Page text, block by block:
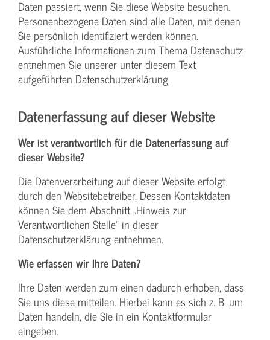
Daten passiert, wenn Sie diese Website besuchen.
Personenbezogene Daten sind alle Daten, mit denen
Sie persönlich identifiziert werden können.
Ausführliche Informationen zum Thema Datenschutz
entnehmen Sie unserer unter diesem Text
aufgeführten Datenschutzerklärung.
Datenerfassung auf dieser Website
Wer ist verantwortlich für die Datenerfassung auf
dieser Website?
Die Datenverarbeitung auf dieser Website erfolgt
durch den Websitebetreiber. Dessen Kontaktdaten
können Sie dem Abschnitt „Hinweis zur
Verantwortlichen Stelle“ in dieser
Datenschutzerklärung entnehmen.
Wie erfassen wir Ihre Daten?
Ihre Daten werden zum einen dadurch erhoben, dass
Sie uns diese mitteilen. Hierbei kann es sich z. B. um
Daten handeln, die Sie in ein Kontaktformular
eingeben.